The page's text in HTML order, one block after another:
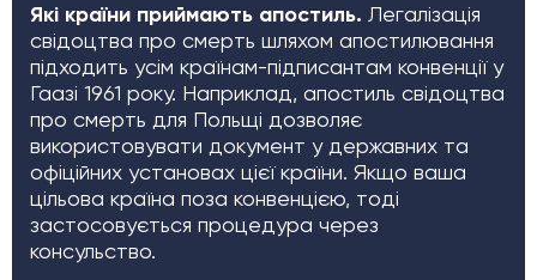
Які країни приймають апостиль. Легалізація
свідоцтва про смерть шляхом апостилювання
підходить усім країнам-підписантам конвенції у
Гаазі 1961 року. Наприклад, апостиль свідоцтва
про смерть для Польщі дозволяє
використовувати документ у державних та
офіційних установах цієї країни. Якщо ваша
цільова країна поза конвенцією, тоді
застосовується процедура через
консульство.